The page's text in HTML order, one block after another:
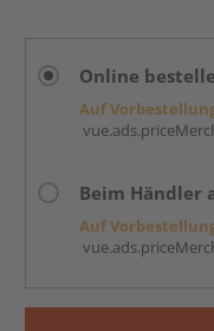
Online
Auf
Beim Händler
Auf